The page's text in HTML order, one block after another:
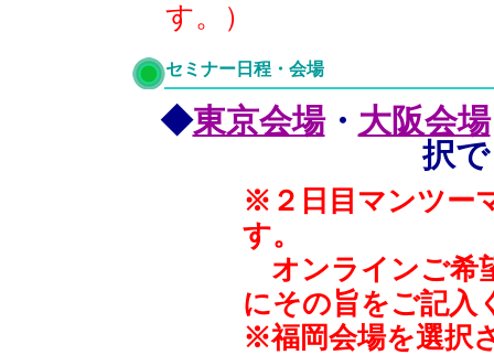
す。）
セミナー日程・会場
◆東京会場・ 大阪会場
択
※２日目マンツー
す。
オンラインご希
にその旨をご記入
※福岡会場を選択